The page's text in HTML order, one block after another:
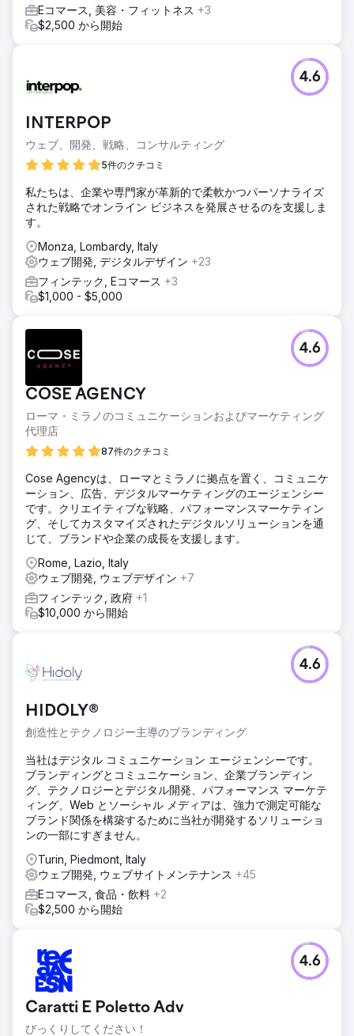
結果
「最終結果により、時間をかけて統合された私たちの価値
Eコマース, 美容・フィットネス +3
$2,500 から開始
INTERPOP
ウェブ、開発、戦略、コンサルティング
5件のクチコミ
4.6
私たちは、企業や専門家が革新的で柔軟かつパーソナライズ
された戦略でオンライン ビジネスを発展させるのを支援しま
す。
Monza, Lombardy, Italy
ウェブ開発, デジタルデザイン +23
フィンテック, Eコマース +3
$1,000 - $5,000
COSE AGENCY
ローマ・ミラノのコミュニケーションおよびマーケティング
代理店
87件のクチコミ
4.6
Cose Agencyは、ローマとミラノに拠点を置く、コミュニケ
ーション、広告、デジタルマーケティングのエージェンシー
です。クリエイティブな戦略、パフォーマンスマーケティン
グ、そしてカスタマイズされたデジタルソリューションを通
じて、ブランドや企業の成長を支援します。
Rome, Lazio, Italy
ウェブ開発, ウェブデザイン +7
フィンテック, 政府 +1
$10,000 から開始
HIDOLY®
創造性とテクノロジー主導のブランディング
4.6
当社はデジタル コミュニケーション エージェンシーです。
ブランディングとコミュニケーション、企業ブランディン
グ、テクノロジーとデジタル開発、パフォーマンス マーケテ
ィング、Web とソーシャル メディアは、強力で測定可能な
ブランド関係を構築するために当社が開発するソリューショ
ンの一部にすぎません。
Turin, Piedmont, Italy
ウェブ開発, ウェブサイトメンテナンス +45
Eコマース, 食品・飲料 +2
$2,500 から開始
Caratti E Poletto Adv
びっくりしてください！
4.6